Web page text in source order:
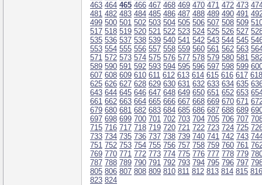
463 464 465 466 467 468 469 470 471 472 473
481 482 483 484 485 486 487 488 489 490 491
499 500 501 502 503 504 505 506 507 508 509
517 518 519 520 521 522 523 524 525 526 527
535 536 537 538 539 540 541 542 543 544 545
553 554 555 556 557 558 559 560 561 562 563
571 572 573 574 575 576 577 578 579 580 581
589 590 591 592 593 594 595 596 597 598 599
607 608 609 610 611 612 613 614 615 616 617 618
625 626 627 628 629 630 631 632 633 634 635
643 644 645 646 647 648 649 650 651 652 653
661 662 663 664 665 666 667 668 669 670 671
679 680 681 682 683 684 685 686 687 688 689
697 698 699 700 701 702 703 704 705 706 707
715 716 717 718 719 720 721 722 723 724 725
733 734 735 736 737 738 739 740 741 742 743
751 752 753 754 755 756 757 758 759 760 761
769 770 771 772 773 774 775 776 777 778 779
787 788 789 790 791 792 793 794 795 796 797
805 806 807 808 809 810 811 812 813 814 815 816
823 824